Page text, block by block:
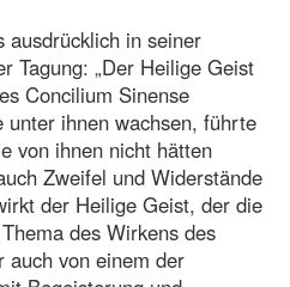
ausdrücklich in seiner
Tagung: „Der Heilige Geist
Concilium Sinense
ihnen wachsen, führte
von ihnen nicht hätten
Zweifel und Widerstände
der Heilige Geist, der die
des Wirkens des
auch von einem der